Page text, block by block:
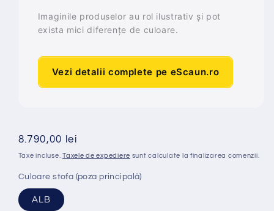
Imaginile produselor au rol ilustrativ și pot
exista mici diferențe de culoare.
Vezi detalii complete pe eScaun.ro
Preț
obișnuit
8.790,00 lei
Taxe incluse.Taxele de expediere sunt calculate la finalizarea comenzii.
Culoare stofa (poza principală)
ALB